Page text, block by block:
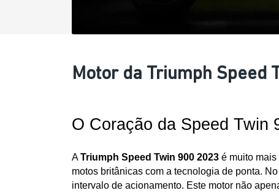
Motor da Triumph Speed
O Coração da Speed Twin
A Triumph Speed Twin 900 2023 é muito
motos britânicas com a tecnologia de ponta.
intervalo de acionamento. Este motor não